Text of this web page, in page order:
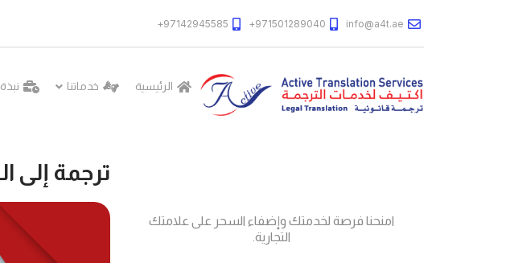
info@a4t.ae
971501289040+
97142945585+
الرئيسية خدماتنا
امنحنا فرصة لخدمتك وإضفاء السحر على علامتك
التجارية.
ترجمة إلى